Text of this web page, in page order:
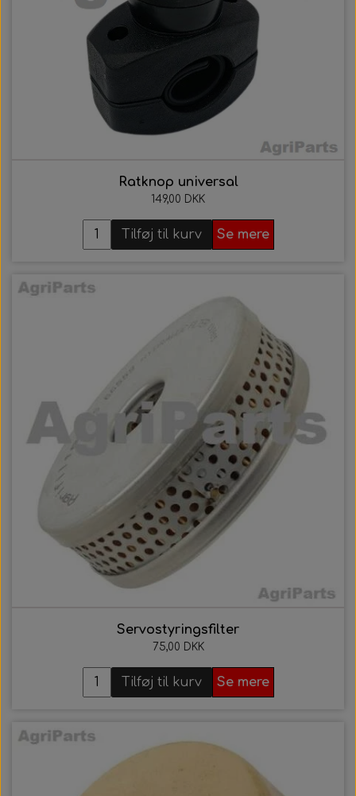
Ratknop universal
149,00 DKK
Tilføj til kurv Se mere
Servostyringsfilter
75,00 DKK
Tilføj til kurv Se mere